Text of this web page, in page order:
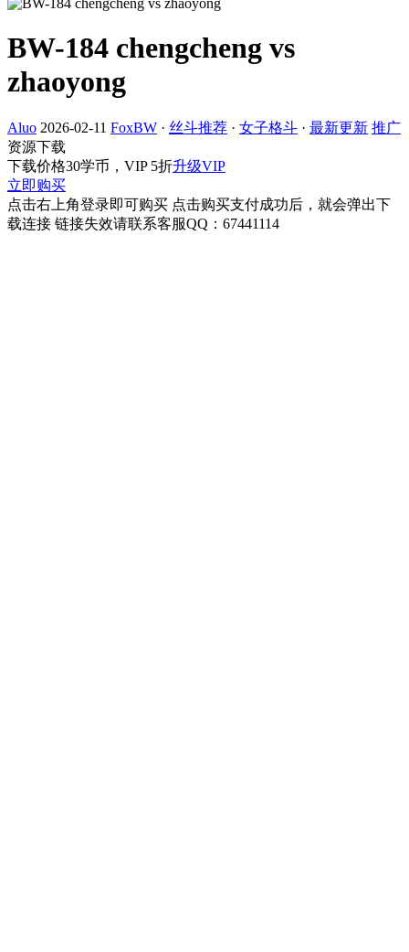
BW-184 chengcheng vs
zhaoyong
Aluo 2026-02-11 FoxBW · 丝斗推荐 · 女子格斗 · 最新更新 推广
资源下载
下载价格30学币，VIP 5折升级VIP
立即购买
点击右上角登录即可购买 点击购买支付成功后，就会弹出下
载连接 链接失效请联系客服QQ：67441114